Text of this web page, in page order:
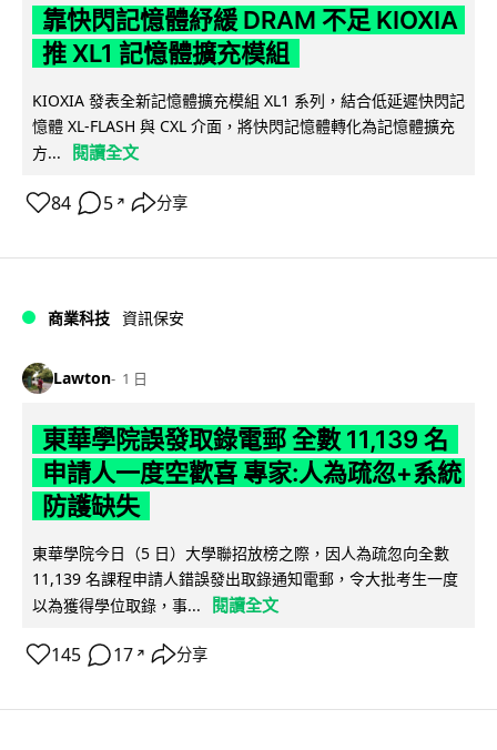
靠快閃記憶體紓緩 DRAM 不足 KIOXIA
推 XL1 記憶體擴充模組
KIOXIA 發表全新記憶體擴充模組 XL1 系列，結合低延遲快閃記
憶體 XL-FLASH 與 CXL 介面，將快閃記憶體轉化為記憶體擴充
方...
閱讀全文
84 5 ↗ 分享
商業科技 資訊保安
Lawton 1 日
東華學院誤發取錄電郵 全數 11,139 名
申請人一度空歡喜 專家:人為疏忽+系統
防護缺失
東華學院今日（5 日）大學聯招放榜之際，因人為疏忽向全數
11,139 名課程申請人錯誤發出取錄通知電郵，令大批考生一度
以為獲得學位取錄，事...
閱讀全文
145 17 ↗ 分享